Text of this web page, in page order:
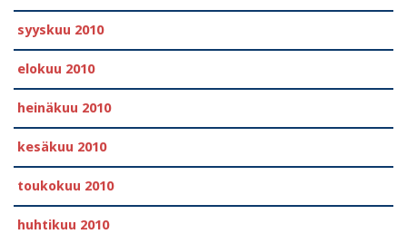
syyskuu 2010
elokuu 2010
heinäkuu 2010
kesäkuu 2010
toukokuu 2010
huhtikuu 2010